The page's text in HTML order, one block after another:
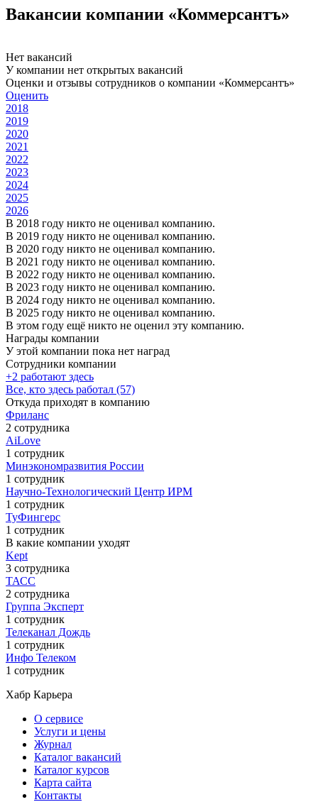
Вакансии компании «Коммерсантъ»
Нет вакансий
У компании нет открытых вакансий
Оценки и отзывы сотрудников о компании «Коммерсантъ»
Оценить
2018
2019
2020
2021
2022
2023
2024
2025
2026
В 2018 году никто не оценивал компанию.
В 2019 году никто не оценивал компанию.
В 2020 году никто не оценивал компанию.
В 2021 году никто не оценивал компанию.
В 2022 году никто не оценивал компанию.
В 2023 году никто не оценивал компанию.
В 2024 году никто не оценивал компанию.
В 2025 году никто не оценивал компанию.
В этом году ещё никто не оценил эту компанию.
Награды компании
У этой компании пока нет наград
Сотрудники компании
+2 работают здесь
Все, кто здесь работал (57)
Откуда приходят в компанию
Фриланс
2 сотрудника
AiLove
1 сотрудник
Минэкономразвития России
1 сотрудник
Научно-Технологический Центр ИРМ
1 сотрудник
ТуФингерс
1 сотрудник
В какие компании уходят
Kept
3 сотрудника
ТАСС
2 сотрудника
Группа Эксперт
1 сотрудник
Телеканал Дождь
1 сотрудник
Инфо Телеком
1 сотрудник
Хабр Карьера
О сервисе
Услуги и цены
Журнал
Каталог вакансий
Каталог курсов
Карта сайта
Контакты